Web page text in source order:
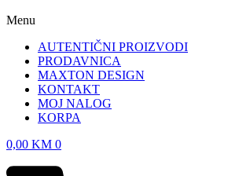
Menu
AUTENTIČNI PROIZVODI
PRODAVNICA
MAXTON DESIGN
KONTAKT
MOJ NALOG
KORPA
0,00 KM 0